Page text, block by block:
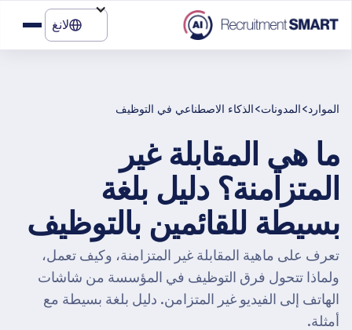
لانغ
الموارد>المدونات>الذكاء الاصطناعي في التوظيف
ما هي المقابلة غير
المتزامنة؟ دليل بلغة
بسيطة للقائمين بالتوظيف
تعرف على ماهية المقابلة غير المتزامنة، وكيف تعمل،
ولماذا تتحول فرق التوظيف في المؤسسة من شاشات
الهاتف إلى الفيديو غير المتزامن. دليل بلغة بسيطة مع
أمثلة.